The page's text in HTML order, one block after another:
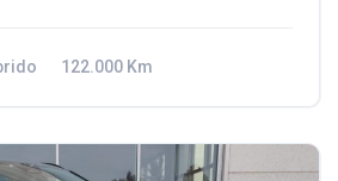
122.000 Km